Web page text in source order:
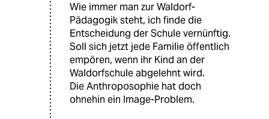
Wie immer man zur Waldorf-
Pädagogik steht, ich finde die
Entscheidung der Schule vernünftig.
Soll sich jetzt jede Familie öffentlich
empören, wenn ihr Kind an der
Waldorfschule abgelehnt wird.
Die Anthroposophie hat doch
ohnehin ein Image-Problem.